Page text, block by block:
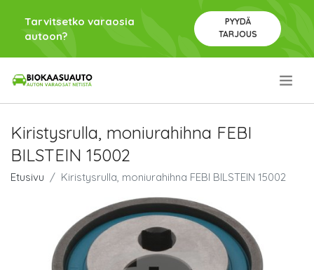
Tarvitsetko varaosia
autoon?
PYYDÄ
TARJOUS
Kiristysrulla, moniurahihna FEBI
BILSTEIN 15002
Etusivu Kiristysrulla, moniurahihna FEBI BILSTEIN 15002